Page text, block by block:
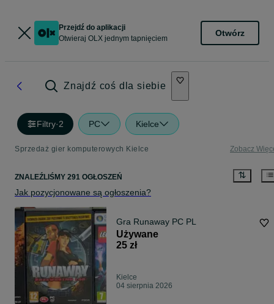
Przejdź do aplikacji
Otwieraj OLX jednym tapnięciem
Otwórz
Znajdź coś dla siebie
Filtry·2 PC Kielce
Sprzedaż gier komputerowych Kielce Zobacz
ZNALEŹLIŚMY 291 OGŁOSZEŃ
Jak pozycjonowane są ogłoszenia?
Gra Runaway PC PL
Używane
25 zł
Kielce
04 sierpnia 2026